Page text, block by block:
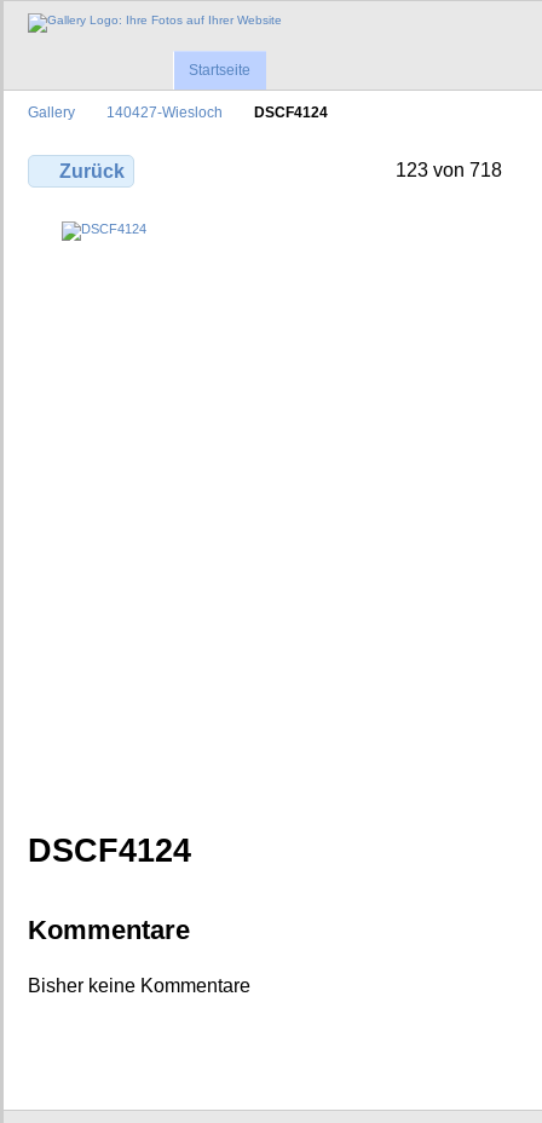
Startseite
Gallery 140427-Wiesloch DSCF4124
Zurück 123 von 718
DSCF4124
Kommentare
Bisher keine Kommentare